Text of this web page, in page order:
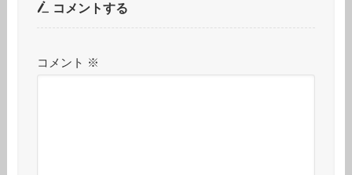
コメントする
コメント ※